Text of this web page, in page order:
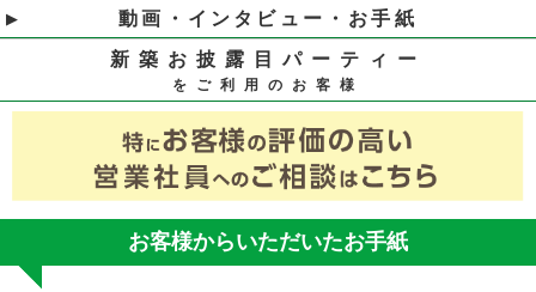
動画・インタビュー・お手紙
新築お披露目パーティー
をご利用のお客様
お客様からいただいたお手紙